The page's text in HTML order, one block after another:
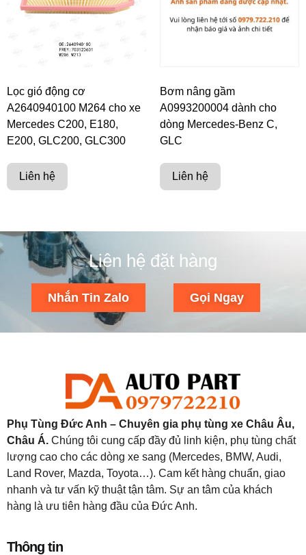
Lọc gió động cơ
A2640940100 M264 cho xe
Mercedes C200, E180,
E200, GLC200, GLC300
Liên hệ
Bơm nâng gầm
A0993200004 dành cho
dòng Mercedes-Benz C,
GLC
Liên hệ
Liên hệ đặt hàng
Nhắn Tin Zalo Gọi Ngay
Phụ Tùng Đức Anh – Chuyên gia phụ tùng xe Châu Âu,
Châu Á. Chúng tôi cung cấp đầy đủ linh kiện, phụ tùng chất
lượng cao cho các dòng xe sang (Mercedes, BMW, Audi,
Land Rover, Mazda, Toyota…). Cam kết hàng chuẩn, giao
nhanh và tư vấn kỹ thuật tận tâm. Sự an tâm của khách
hàng là ưu tiên hàng đầu của Đức Anh.
Thông tin